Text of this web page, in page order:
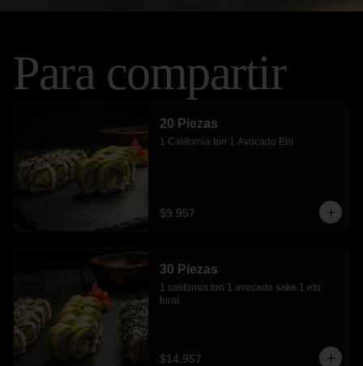
Para compartir
20 Piezas
1 California tori 1 Avocado Ebi
$9.957
30 Piezas
1 california tori 1 avocado sake 1 ebi
furai.
$14.957